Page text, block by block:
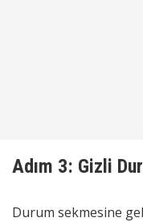
Adım 3: Gizli
Durum sekmesine